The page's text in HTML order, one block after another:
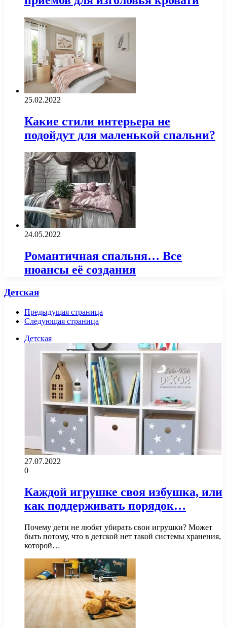
25.02.2022
Какие стили интерьера не
подойдут для маленькой спальни?
24.05.2022
Романтичная спальня… Все
нюансы её создания
Детская
Предыдущая страница
Следующая страница
Детская
27.07.2022
0
Каждой игрушке своя избушка, или
как поддерживать порядок…
Почему дети не любят убирать свои игрушки? Может
быть потому, что в детской нет такой системы хранения,
которой…